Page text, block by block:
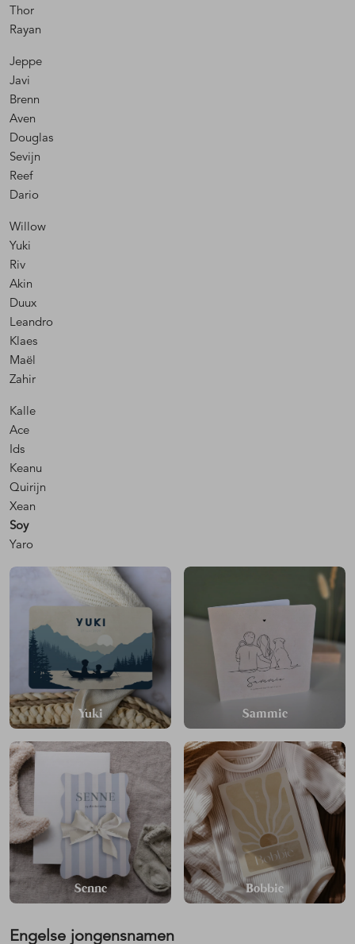
Thor
Rayan
Jeppe
Javi
Brenn
Aven
Douglas
Sevijn
Reef
Dario
Willow
Yuki
Riv
Akin
Duux
Leandro
Klaes
Maël
Zahir
Kalle
Ace
Ids
Keanu
Quirijn
Xean
Soy
Yaro
Yuki Sammie
Senne Bobbie
Engelse jongensnamen